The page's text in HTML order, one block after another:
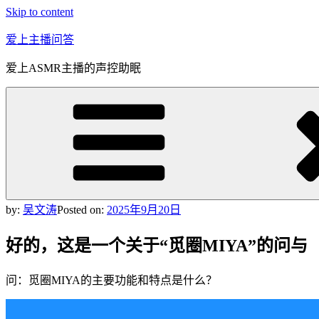
Skip to content
爱上主播问答
爱上ASMR主播的声控助眠
by: 吴文涛Posted on: 2025年9月20日
好的，这是一个关于“觅圈MIYA”的问与
问：觅圈MIYA的主要功能和特点是什么？